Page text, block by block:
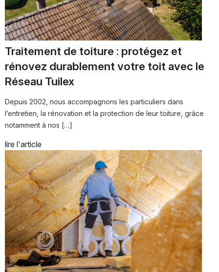
Traitement de toiture : protégez et
rénovez durablement votre toit avec le
Réseau Tuilex
Depuis 2002, nous accompagnons les particuliers dans
l’entretien, la rénovation et la protection de leur toiture, grâce
notamment à nos […]
lire l'article